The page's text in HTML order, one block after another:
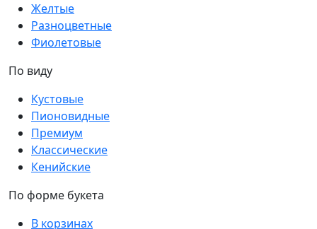
Желтые
Разноцветные
Фиолетовые
По виду
Кустовые
Пионовидные
Премиум
Классические
Кенийские
По форме букета
В корзинах